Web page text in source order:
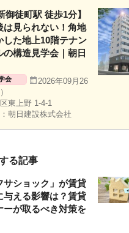
御徒町駅 徒歩1分】
は見られない！角地
した地上10階テナン
の構造見学会｜朝日
会
2026年09月26
東上野 1-4-1
朝日建設株式会社
る記事
サショック」が賃貸
与える影響は？賃貸
ーが取るべき対策を